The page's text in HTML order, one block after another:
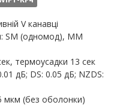
V канавці
SM (одномод), MM
термоусадки 13 сек
дБ; DS: 0.05 дБ; NZDS:
мкм (без оболонки)